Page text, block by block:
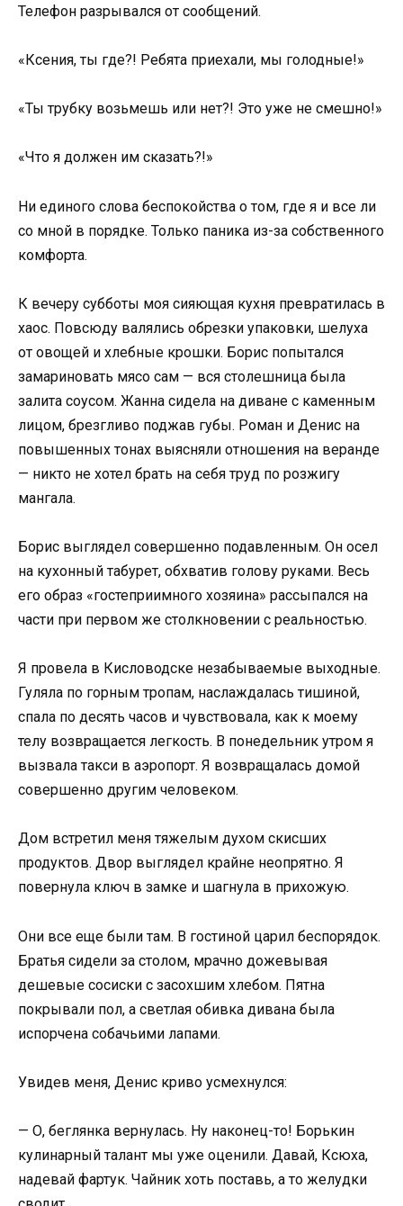
Телефон разрывался от сообщений.
«Ксения, ты где?! Ребята приехали, мы голодные!»
«Ты трубку возьмешь или нет?! Это уже не смешно!»
«Что я должен им сказать?!»
Ни единого слова беспокойства о том, где я и все ли
со мной в порядке. Только паника из-за собственного
комфорта.
К вечеру субботы моя сияющая кухня превратилась в
хаос. Повсюду валялись обрезки упаковки, шелуха
от овощей и хлебные крошки. Борис попытался
замариновать мясо сам — вся столешница была
залита соусом. Жанна сидела на диване с каменным
лицом, брезгливо поджав губы. Роман и Денис на
повышенных тонах выясняли отношения на веранде
— никто не хотел брать на себя труд по розжигу
мангала.
Борис выглядел совершенно подавленным. Он осел
на кухонный табурет, обхватив голову руками. Весь
его образ «гостеприимного хозяина» рассыпался на
части при первом же столкновении с реальностью.
Я провела в Кисловодске незабываемые выходные.
Гуляла по горным тропам, наслаждалась тишиной,
спала по десять часов и чувствовала, как к моему
телу возвращается легкость. В понедельник утром я
вызвала такси в аэропорт. Я возвращалась домой
совершенно другим человеком.
Дом встретил меня тяжелым духом скисших
продуктов. Двор выглядел крайне неопрятно. Я
повернула ключ в замке и шагнула в прихожую.
Они все еще были там. В гостиной царил беспорядок.
Братья сидели за столом, мрачно дожевывая
дешевые сосиски с засохшим хлебом. Пятна
покрывали пол, а светлая обивка дивана была
испорчена собачьими лапами.
Увидев меня, Денис криво усмехнулся:
— О, беглянка вернулась. Ну наконец-то! Борькин
кулинарный талант мы уже оценили. Давай, Ксюха,
надевай фартук. Чайник хоть поставь, а то желудки